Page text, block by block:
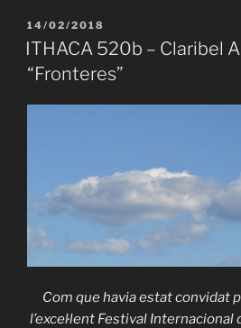
PUBLICAT
A
14/02/2018
ITHACA 520b – Claribel
“Fronteres”
Com que havia estat convidat
l’excel·lent Festival Internacional